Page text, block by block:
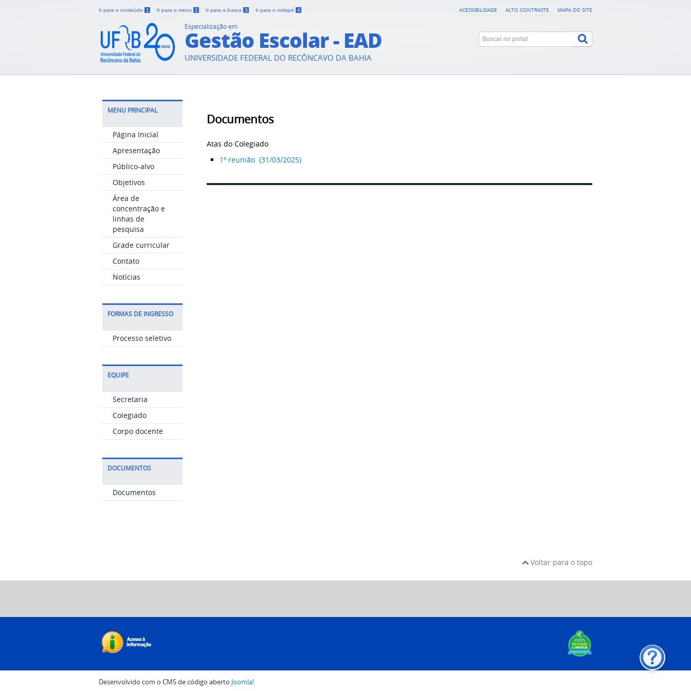
Ir para o conteúdo 1 Ir para o menu 2 Ir para a busca 3 Ir para o rodapé 4 ACESSIBILIDADE ALTO CONTRASTE MAPA DO SITE
Especialização em
Gestão Escolar - EAD
UNIVERSIDADE FEDERAL DO RECÔNCAVO DA BAHIA
MENU PRINCIPAL
Página Inicial
Apresentação
Público-alvo
Objetivos
Área de
concentração e
linhas de
pesquisa
Grade curricular
Contato
Notícias
FORMAS DE INGRESSO
Processo seletivo
EQUIPE
Secretaria
Colegiado
Corpo docente
DOCUMENTOS
Documentos
Documentos
Atas do Colegiado
1º reunião (31/03/2025)
Voltar para o topo
Desenvolvido com o CMS de código aberto Joomla!